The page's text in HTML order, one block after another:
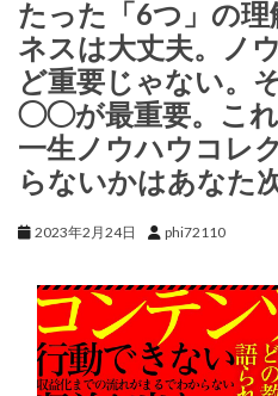
たった「6つ」の
ネスは大丈夫。ノ
ど重要じゃない。
◯◯が最重要。こ
一生ノウハウコレ
らないかはあなた次
2023年2月24日 phi72110